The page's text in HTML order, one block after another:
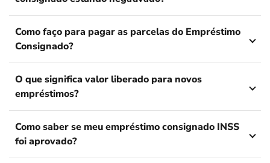
Como faço para pagar as parcelas do Empréstimo
Consignado?
O que significa valor liberado para novos
empréstimos?
Como saber se meu empréstimo consignado INSS
foi aprovado?